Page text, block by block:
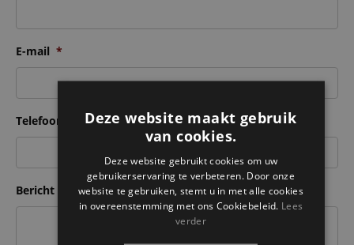
E-mail *
Telefoonnummer *
Bericht
Deze website maakt gebruik
van cookies.
Deze website gebruikt cookies om uw
gebruikerservaring te verbeteren. Door onze
website te gebruiken, stemt u in met alle cookies
in overeenstemming met ons Cookiebeleid. Lees
verder